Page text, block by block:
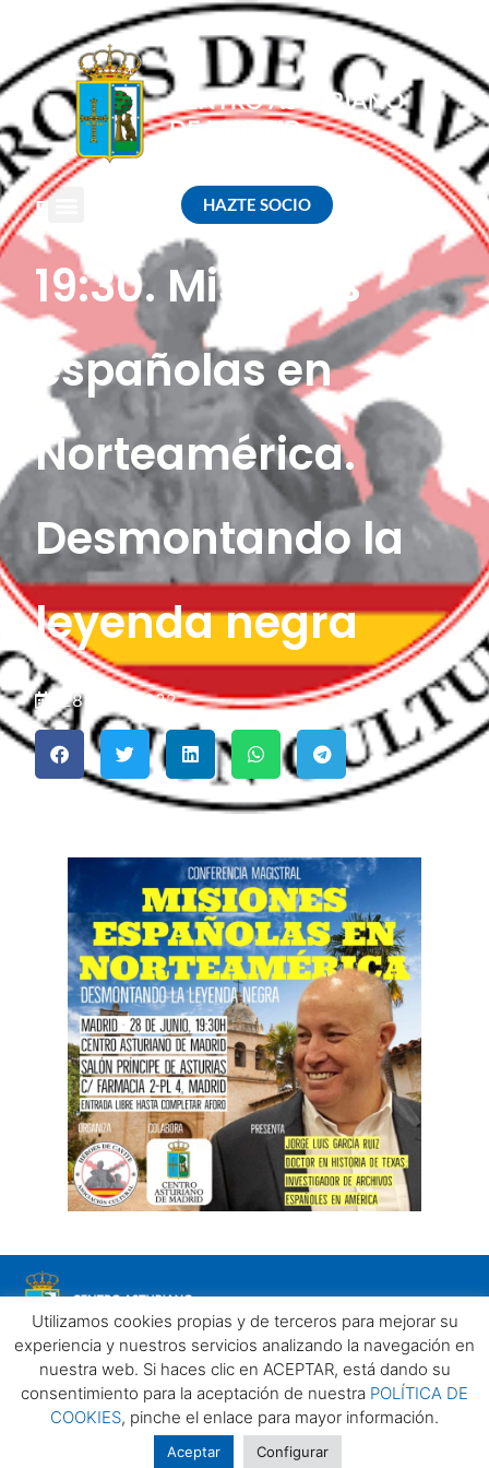
HAZTE SOCIO
EVENTO
19:30. Misiones
españolas en
Norteamérica.
Desmontando la
leyenda negra
28 junio 2022
Aviso legalPolítica de privacidadPolítica de Cookies
Centro Asturiano de Madrid. Todos los derechos reservados
Utilizamos cookies propias y de terceros para mejorar su
experiencia y nuestros servicios analizando la navegación en
nuestra web. Si haces clic en ACEPTAR, está dando su
consentimiento para la aceptación de nuestra POLÍTICA DE
COOKIES, pinche el enlace para mayor información.
Aceptar Configurar